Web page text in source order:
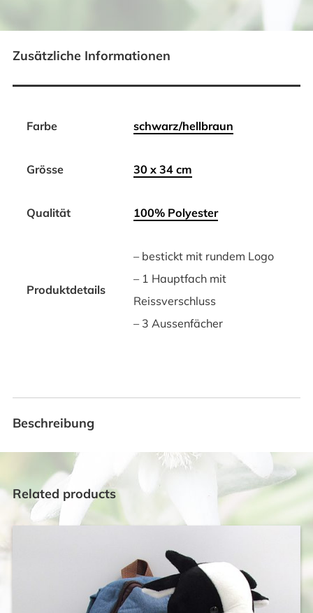
Zusätzliche Informationen
Farbe schwarz/hellbraun
Grösse 30 x 34 cm
Qualität 100% Polyester
Produktdetails
– bestickt mit rundem Logo
– 1 Hauptfach mit
Reissverschluss
– 3 Aussenfächer
Beschreibung
Related products